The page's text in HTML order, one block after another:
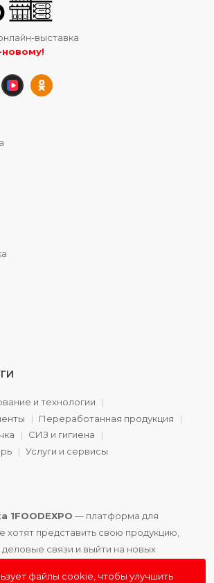
выставка
новому!
и технологии
Переработанная продукция
СИЗ и гигиена
Услуги и сервисы
1FOODEXPO — платформа для
хотят представить свою продукцию,
связи и выйти на новых
файлы cookie, чтобы улучшить